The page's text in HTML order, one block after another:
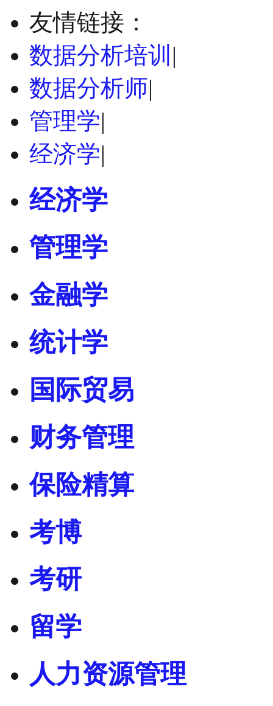
友情链接：
数据分析培训 |
数据分析师|
管理学|
经济学|
经济学
管理学
金融学
统计学
国际贸易
财务管理
保险精算
考博
考研
留学
人力资源管理